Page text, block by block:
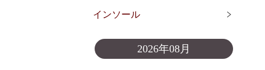
インソール
2026年08月